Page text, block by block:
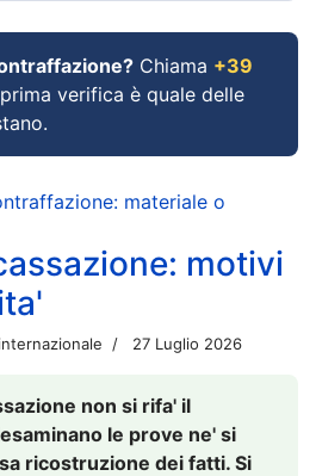
Chiama +39
verifica è quale delle
materiale o
motivi
27 Luglio 2026
non si rifa' il
le prove ne' si
ricostruzione dei fatti. Si